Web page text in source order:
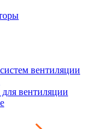
вентиляции
вентиляции